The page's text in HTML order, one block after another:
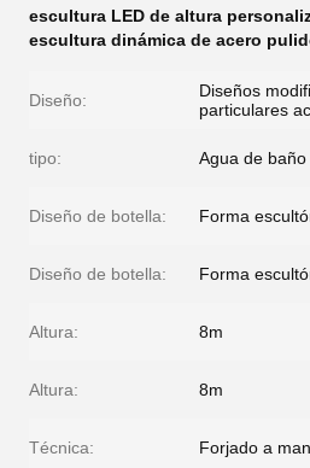
escultura LED de altura
escultura dinámica de acero
Diseño:
Diseños
particulares
tipo: Agua de baño
Diseño de botella: Forma
Diseño de botella: Forma
Altura: 8m
Altura: 8m
Técnica: Forjado a